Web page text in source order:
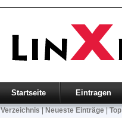
Startseite Eintragen
Verzeichnis|Neueste Einträge|